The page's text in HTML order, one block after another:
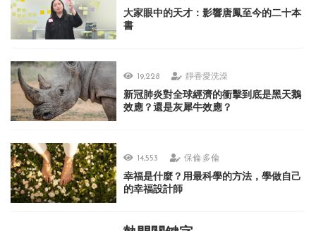
大家眼中的天才：影響唐鳳至今的二十本
書
19,228 靜香愛洗澡
新冠肺炎對全球經濟的衝擊到底是黑天鵝
效應？還是灰犀牛效應？
14,553 保倫·多倫
幸福是什麼？用最科學的方法，學做自己
的幸福設計師